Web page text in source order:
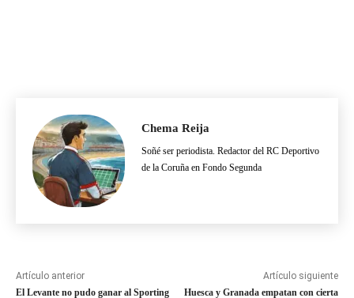
Chema Reija
Soñé ser periodista. Redactor del RC Deportivo
de la Coruña en Fondo Segunda
Artículo anterior
El Levante no pudo ganar al Sporting
Artículo siguiente
Huesca y Granada empatan con cierta